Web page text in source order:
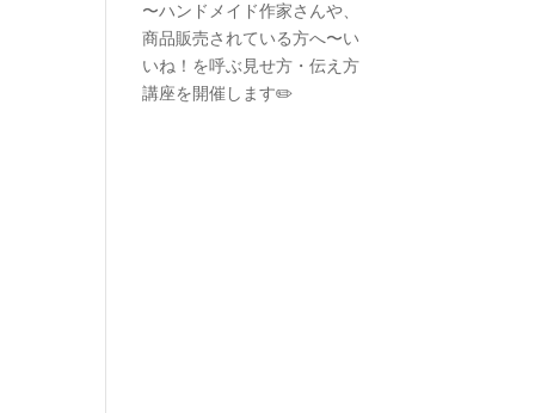
〜ハンドメイド作家さんや、
商品販売されている方へ〜い
いね！を呼ぶ見せ方・伝え方
講座を開催します✏️